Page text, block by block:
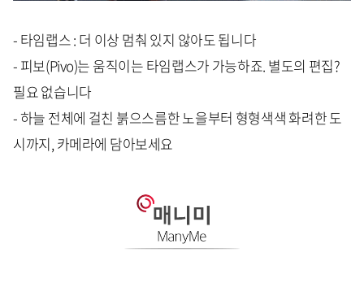
- 타임랩스 : 더 이상 멈춰 있지 않아도 됩니다
- 피보(Pivo)는 움직이는 타임랩스가 가능하죠. 별도의 편집?
필요 없습니다
- 하늘 전체에 걸친 붉으스름한 노을부터 형형색색 화려한 도
시까지, 카메라에 담아보세요